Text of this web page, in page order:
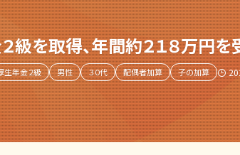
を取得、年間約２１８万円
生年金２級 男性 ３０代 配偶者加算 子の加算